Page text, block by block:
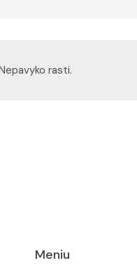
rasti.
Meniu